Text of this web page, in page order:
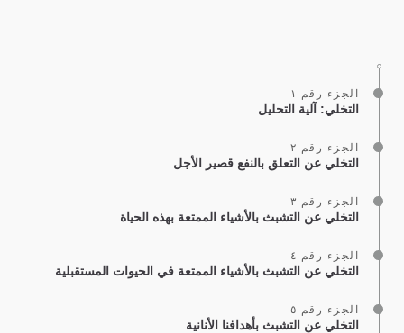
الجزء رقم ١
التخلي: آلية التحليل
الجزء رقم ٢
التخلي عن التعلق بالنفع قصير الأجل
الجزء رقم ٣
التخلي عن التشبث بالأشياء الممتعة بهذه الحياة
الجزء رقم ٤
التخلي عن التشبث بالأشياء الممتعة في الحيوات المستقبلية
الجزء رقم ٥
التخلي عن التشبث بأهدافنا الأنانية